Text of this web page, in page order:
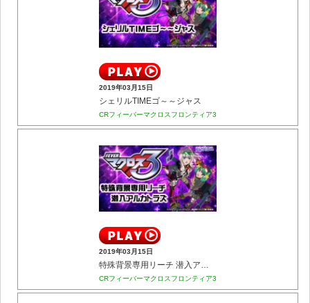
2019年03月15日
シェリルTIMEゴ～～ジャス
CRフィーバーマクロスフロンティア3
2019年03月15日
特殊背景専用リーチ 潜入アルカトラズ
CRフィーバーマクロスフロンティア3